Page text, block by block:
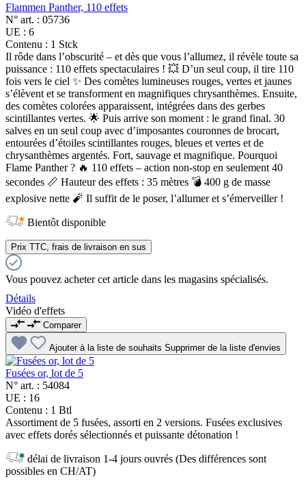
Flammen Panther, 110 effets
N° art. : 05736
UE : 6
Contenu : 1 Stck
Il rôde dans l’obscurité – et dès que vous l’allumez, il révèle toute sa
puissance : 110 effets spectaculaires ! 💥 D’un seul coup, il tire 110
fois vers le ciel ✨ Des comètes lumineuses rouges, vertes et jaunes
s’élèvent et se transforment en magnifiques chrysanthèmes. Ensuite,
des comètes colorées apparaissent, intégrées dans des gerbes
scintillantes vertes. 🌟 Puis arrive son moment : le grand final. 30
salves en un seul coup avec d’imposantes couronnes de brocart,
entourées d’étoiles scintillantes rouges, bleues et vertes et de
chrysanthèmes argentés. Fort, sauvage et magnifique. Pourquoi
Flame Panther ? 🔥 110 effets – action non-stop en seulement 40
secondes 📏 Hauteur des effets : 35 mètres 💣 400 g de masse
explosive nette 🧨 Il suffit de le poser, l’allumer et s’émerveiller !
Bientôt disponible
Prix TTC, frais de livraison en sus
Vous pouvez acheter cet article dans les magasins spécialisés.
Détails
Vidéo d'effets
Comparer
Ajouter à la liste de souhaits Supprimer de la liste d'envies
Fusées or, lot de 5
N° art. : 54084
UE : 16
Contenu : 1 Btl
Assortiment de 5 fusées, assorti en 2 versions. Fusées exclusives
avec effets dorés sélectionnés et puissante détonation !
délai de livraison 1-4 jours ouvrés (Des différences sont
possibles en CH/AT)